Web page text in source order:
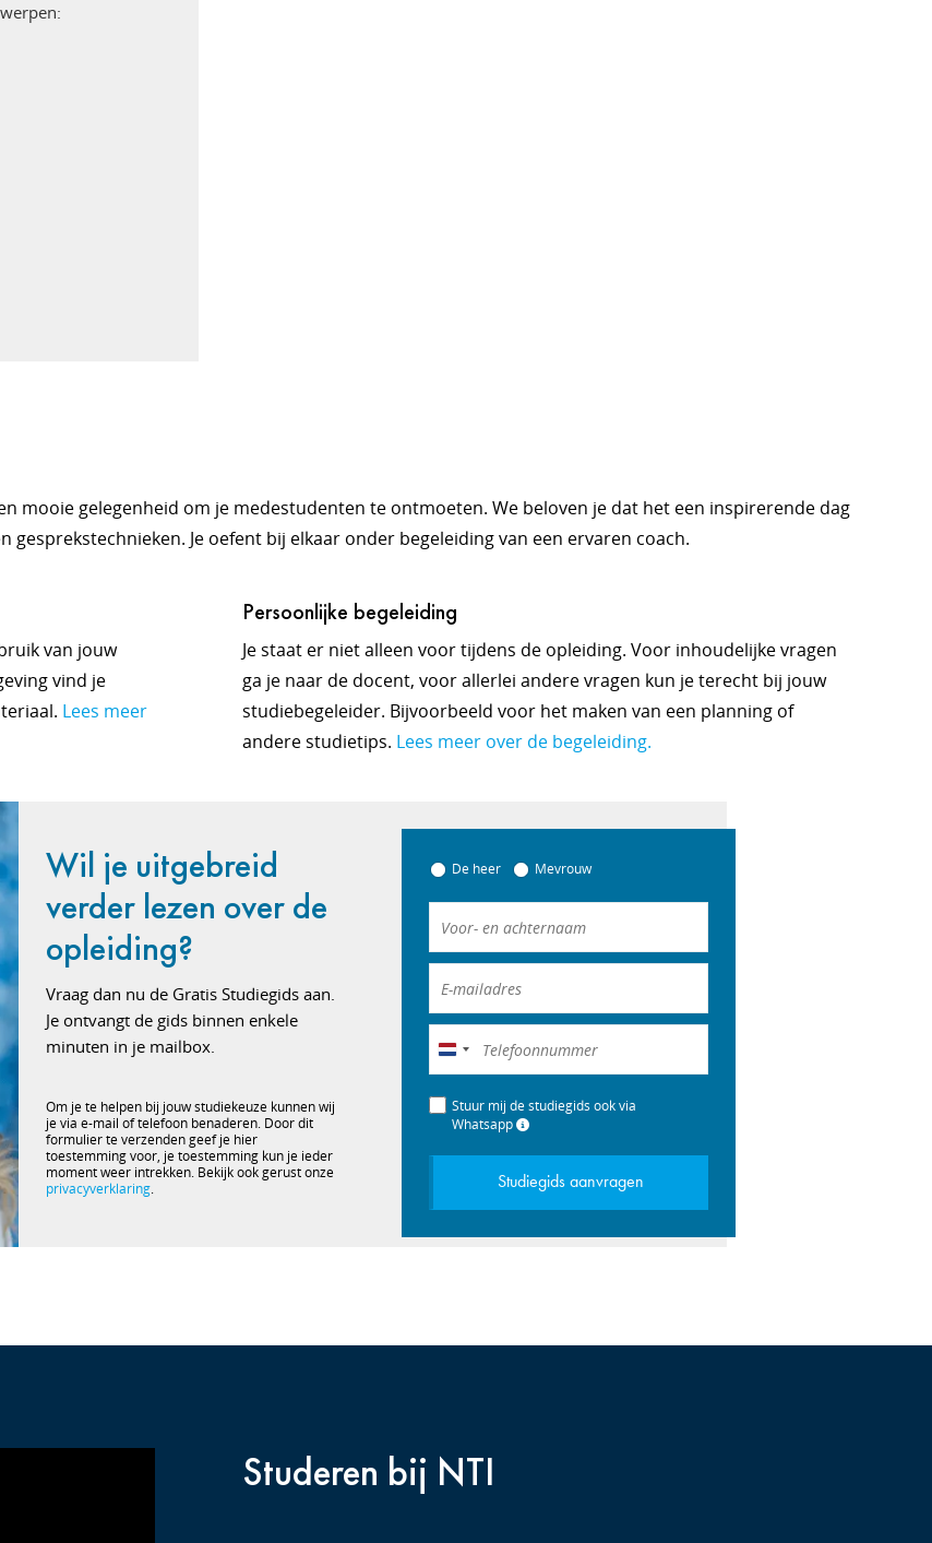
mooie gelegenheid om je medestudenten te ontmoeten. We beloven je dat het een inspirerende dag
gesprekstechnieken. Je oefent bij elkaar onder begeleiding van een ervaren coach.
van jouw
vind je
Lees meer
Persoonlijke begeleiding
Je staat er niet alleen voor tijdens de opleiding. Voor inhoudelijke vragen
ga je naar de docent, voor allerlei andere vragen kun je terecht bij jouw
studiebegeleider. Bijvoorbeeld voor het maken van een planning of
andere studietips. Lees meer over de begeleiding.
Wil je uitgebreid
verder lezen over de
opleiding?
Vraag dan nu de Gratis Studiegids aan.
Je ontvangt de gids binnen enkele
minuten in je mailbox.
Om je te helpen bij jouw studiekeuze kunnen wij
je via e-mail of telefoon benaderen. Door dit
formulier te verzenden geef je hier
toestemming voor, je toestemming kun je ieder
moment weer intrekken. Bekijk ook gerust onze
privacyverklaring.
De heer Mevrouw
Nederland
+31
Stuur mij de studiegids ook via
Whatsapp
Studiegids aanvragen
Studeren bij NTI